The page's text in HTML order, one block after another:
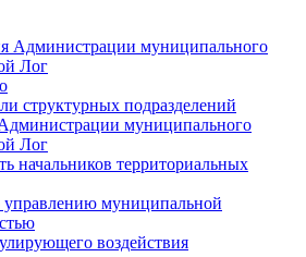
Администрации муниципального
Лог
структурных подразделений
муниципального
Лог
начальников территориальных
управлению муниципальной
воздействия